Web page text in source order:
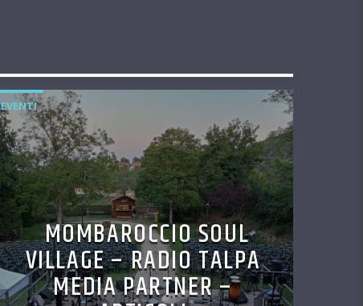
EVENTI
MOMBAROCCIO SOUL
VILLAGE – RADIO TALPA
MEDIA PARTNER –